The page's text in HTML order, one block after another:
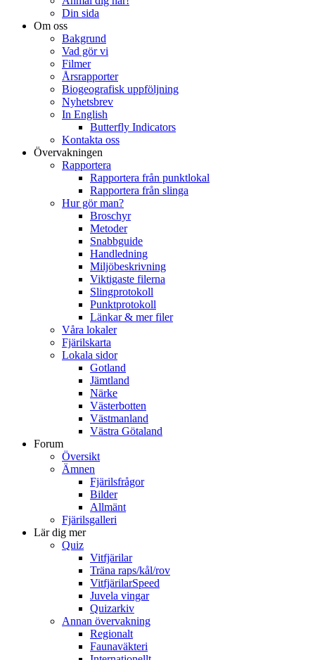
Din sida
Om oss
Bakgrund
Vad gör vi
Filmer
Årsrapporter
Biogeografisk uppföljning
Nyhetsbrev
In English
Butterfly Indicators
Kontakta oss
Övervakningen
Rapportera
Rapportera från punktlokal
Rapportera från slinga
Hur gör man?
Broschyr
Metoder
Snabbguide
Handledning
Miljöbeskrivning
Viktigaste filerna
Slingprotokoll
Punktprotokoll
Länkar & mer filer
Våra lokaler
Fjärilskarta
Lokala sidor
Gotland
Jämtland
Närke
Västerbotten
Västmanland
Västra Götaland
Forum
Översikt
Ämnen
Fjärilsfrågor
Bilder
Allmänt
Fjärilsgalleri
Lär dig mer
Quiz
Vitfjärilar
Träna raps/kål/rov
VitfjärilarSpeed
Juvela vingar
Quizarkiv
Annan övervakning
Regionalt
Faunaväkteri